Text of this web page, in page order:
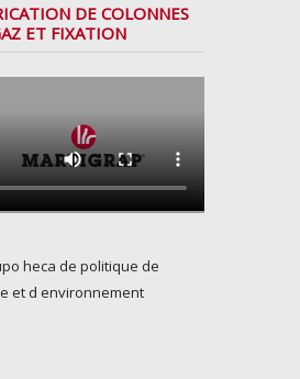
DE COLONNES
ET FIXATION